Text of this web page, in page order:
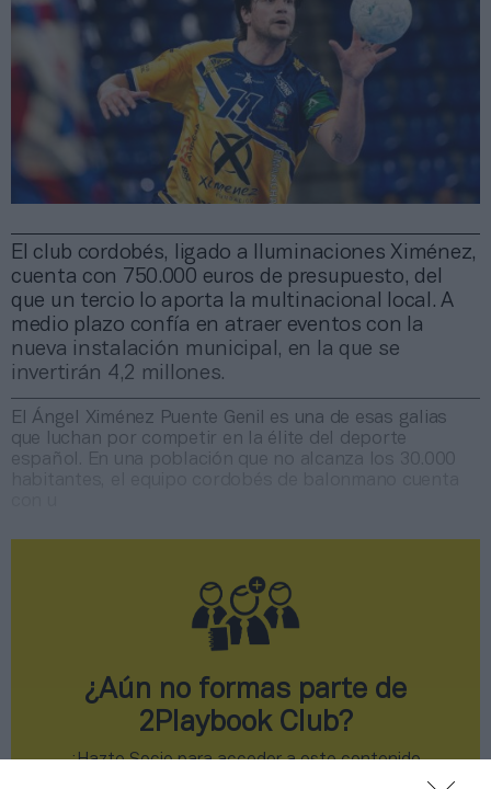
El club cordobés, ligado a Iluminaciones Ximénez,
cuenta con 750.000 euros de presupuesto, del
que un tercio lo aporta la multinacional local. A
medio plazo confía en atraer eventos con la
nueva instalación municipal, en la que se
invertirán 4,2 millones.
El Ángel Ximénez Puente Genil es una de esas galias
que luchan por competir en la élite del deporte
español. En una población que no alcanza los 30.000
¿Aún no formas parte de
2Playbook Club?
¡Hazte Socio para acceder a este contenido